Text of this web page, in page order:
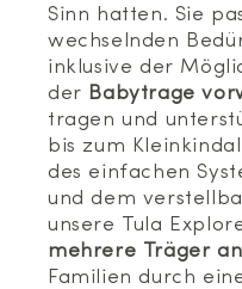
Sinn hatten. Sie
wechselnden
inklusive der
der Babytrage
tragen und
bis zum
des einfachen
und dem
unsere Tula
mehrere Träger
Familien durch